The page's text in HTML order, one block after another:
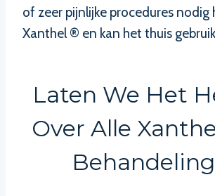
of zeer pijnlijke procedures nodig
Xanthel ® en kan het thuis
Laten We Het
Over Alle